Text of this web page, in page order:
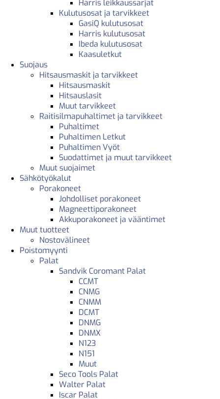
Harris leikkaussarjat
Kulutusosat ja tarvikkeet
GasiQ kulutusosat
Harris kulutusosat
Ibeda kulutusosat
Kaasuletkut
Suojaus
Hitsausmaskit ja tarvikkeet
Hitsausmaskit
Hitsauslasit
Muut tarvikkeet
Raitisilmapuhaltimet ja tarvikkeet
Puhaltimet
Puhaltimen Letkut
Puhaltimen Vyöt
Suodattimet ja muut tarvikkeet
Muut suojaimet
Sähkötyökalut
Porakoneet
Johdolliset porakoneet
Magneettiporakoneet
Akkuporakoneet ja vääntimet
Muut tuotteet
Nostovälineet
Poistomyynti
Palat
Sandvik Coromant Palat
CCMT
CNMG
CNMM
DCMT
DNMG
DNMX
N123
N151
Muut
Seco Tools Palat
Walter Palat
Iscar Palat